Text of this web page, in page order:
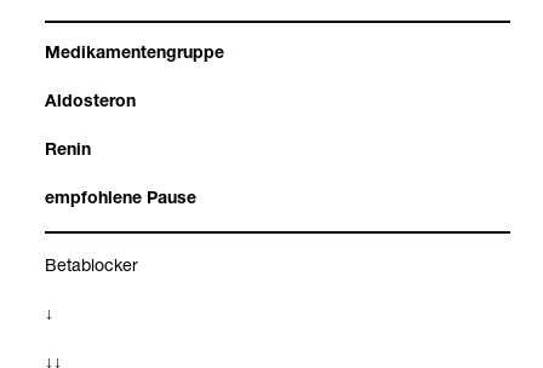
Medi­ka­men­ten­gruppe
Aldos­te­ron
Renin
emp­foh­lene Pause
Beta­blo­cker
↓
↓↓